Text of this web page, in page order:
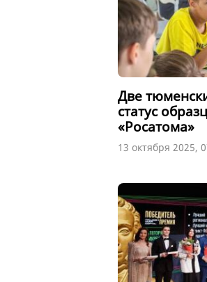
Две
статус
«Росатома»
13 октября 2025,